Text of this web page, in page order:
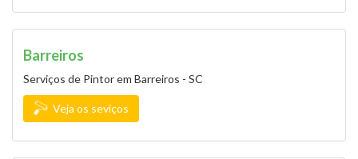
Barreiros
Serviços de Pintor em Barreiros - SC
Veja os seviços